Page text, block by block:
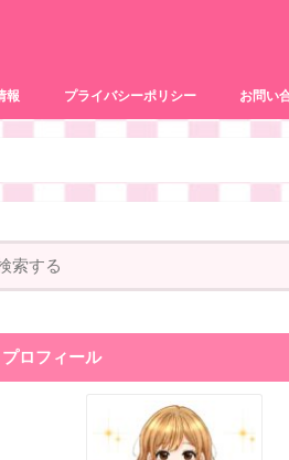
報
ービス
プライバシーポリシー お問い
プロフィール